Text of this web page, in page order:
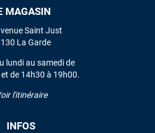
MAGASIN
Saint Just
La Garde
lundi au samedi de
de 14h30 à 19h00.
l'itinéraire
INFOS
TOUS LES AVIS